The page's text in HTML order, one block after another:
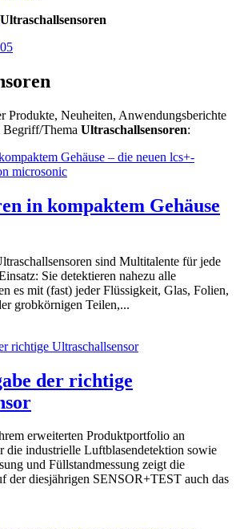
Ultraschallsensoren
Produkte, Neuheiten, Anwendungsberichte
Begriff/Thema Ultraschallsensoren:
in kompaktem Gehäuse
sind Multitalente für jede
Sie detektieren nahezu alle
es mit (fast) jeder Flüssigkeit, Glas, Folien,
grobkörnigen Teilen,...
der richtige
erweiterten Produktportfolio an
die industrielle Luftblasendetektion sowie
und Füllstandmessung zeigt die
der diesjährigen SENSOR+TEST auch das